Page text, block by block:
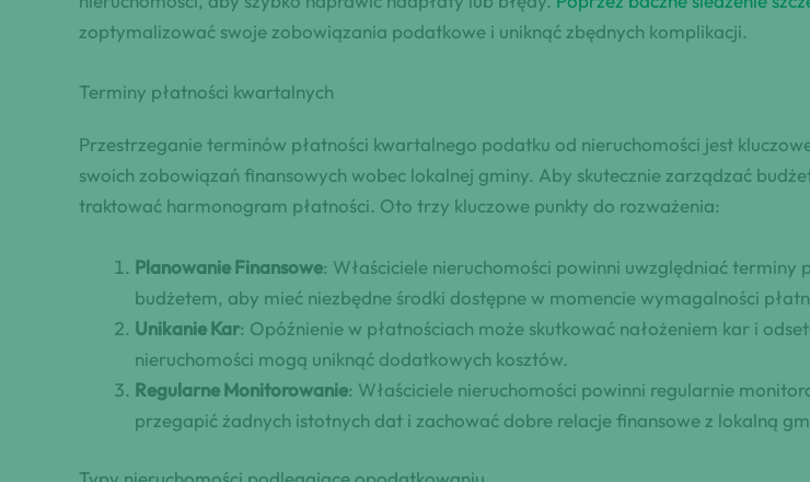
zoptymalizować swoje zobowiązania podatkowe i uniknąć zbędnych komplikacji.
Terminy płatności kwartalnych
Przestrzeganie terminów płatności kwartalnego podatku od nieruchomości jest
swoich zobowiązań finansowych wobec lokalnej gminy. Aby skutecznie zarządzać
traktować harmonogram płatności. Oto trzy kluczowe punkty do rozważenia:
Planowanie Finansowe: Właściciele nieruchomości powinni uwzględniać
budżetem, aby mieć niezbędne środki dostępne w momencie wymagalności
Unikanie Kar: Opóźnienie w płatnościach może skutkować nałożeniem kar i
nieruchomości mogą uniknąć dodatkowych kosztów.
Regularne Monitorowanie: Właściciele nieruchomości powinni regularnie
przegapić żadnych istotnych dat i zachować dobre relacje finansowe z lokalną